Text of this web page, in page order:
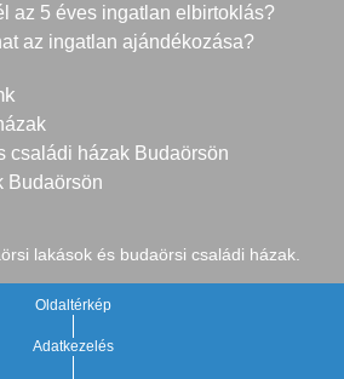
az 5 éves ingatlan elbirtoklás?
az ingatlan ajándékozása?
családi házak Budaörsön
Budaörsön
lakások és budaörsi családi házak.
Oldaltérkép
Adatkezelés